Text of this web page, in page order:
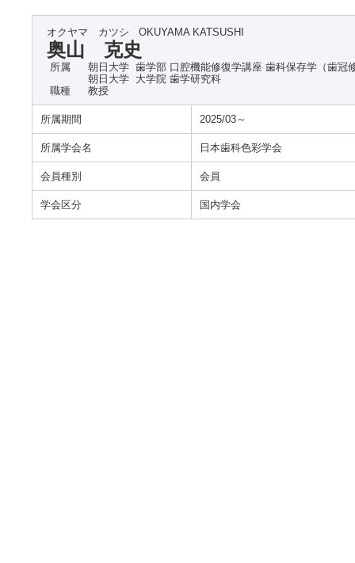
オクヤマ カツシ OKUYAMA KATSUSHI
奥山 克史
所属
朝日大学 歯学部 口腔機能修復学講座 歯科保存学（歯冠
朝日大学 大学院 歯学研究科
職種
教授
所属期間 2025/03～
所属学会名 日本歯科色彩学会
会員種別 会員
学会区分 国内学会